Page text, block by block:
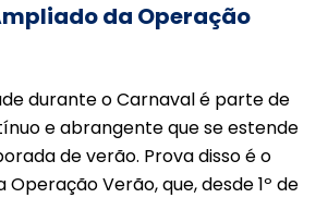
da Operação
durante o Carnaval é parte de
e abrangente que se estende
de verão. Prova disso é o
Verão, que, desde 1º de